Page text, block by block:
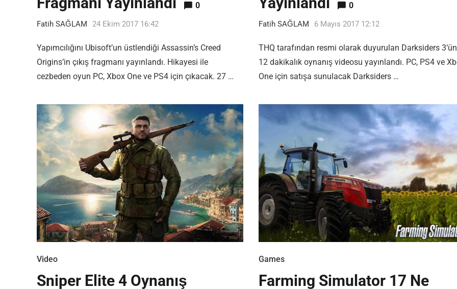
0
Fatih SAĞLAM 24 Ekim 2017 16:42
Yapımcılığını Ubisoft’un üstlendiği Assassin’s Creed
Origins’in çıkış fragmanı yayınlandı. Hikayesi ile
cezbeden oyun PC, Xbox One ve PS4 için çıkacak. 27 …
0
Fatih SAĞLAM 6 Mayıs 2017 12:12
THQ tarafından resmi olarak duyurulan Darksiders 3‘ün
12 dakikalık oynanış videosu yayınlandı. PC, PS4 ve
One için satışa sunulacak Darksiders …
Video
Sniper Elite 4 Oynanış
Games
Farming Simulator 17 Ne